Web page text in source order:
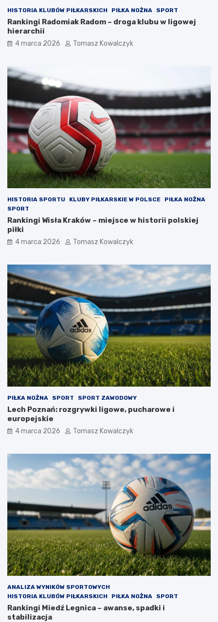
HISTORIA KLUBÓW PIŁKARSKICH PIŁKA NOŻNA SPORT
Rankingi Radomiak Radom – droga klubu w ligowej
hierarchii
4 marca 2026 Tomasz Kowalczyk
HISTORIA SPORTU KLUBY PIŁKARSKIE W POLSCE
PIŁKA NOŻNA
SPORT
Rankingi Wisła Kraków – miejsce w historii polskiej
piłki
4 marca 2026 Tomasz Kowalczyk
PIŁKA NOŻNA SPORT SPORT ZAWODOWY
Lech Poznań: rozgrywki ligowe, pucharowe i
europejskie
4 marca 2026 Tomasz Kowalczyk
ANALIZA WYNIKÓW SPORTOWYCH
HISTORIA KLUBÓW PIŁKARSKICH
PIŁKA NOŻNA SPORT
Rankingi Miedź Legnica – awanse, spadki i
stabilizacja